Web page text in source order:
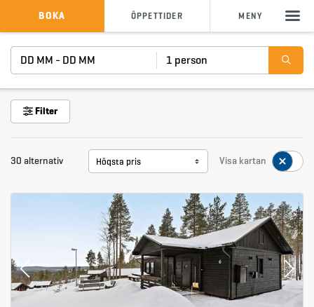
KÖP SKIPASS
info@storklinten.se
&bullet;
ÖPPETTIDER
BOKA MENY
DD MM - DD MM 1 person Sök
Filter
30 alternativ Visa kartan